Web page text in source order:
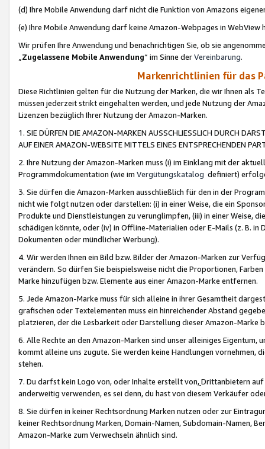
(d) Ihre Mobile Anwendung darf nicht die Funktion von Amazons
(e) Ihre Mobile Anwendung darf keine Amazon-Webpages in WebView
Wir prüfen Ihre Anwendung und benachrichtigen Sie, ob sie
„Zugelassene Mobile Anwendung“ im Sinne derVereinbarung.
Markenrichtlinien für das
Diese Richtlinien gelten für die Nutzung der Marken, die wir Ihnen als
müssen jederzeit strikt eingehalten werden, und jede Nutzung der
Lizenzen bezüglich Ihrer Nutzung der Amazon-Marken.
1. SIE DÜRFEN DIE AMAZON-MARKEN AUSSCHLIESSLICH DURCH
AUF EINER AMAZON-WEBSITE MITTELS EINES ENTSPRECHENDEN
2. Ihre Nutzung der Amazon-Marken muss (i) im Einklang mit der
Programmdokumentation (wie im Vergütungskatalog definiert)
3. Sie dürfen die Amazon-Marken ausschließlich für den in der
nicht wie folgt nutzen oder darstellen: (i) in einer Weise, die ein
Produkte und Dienstleistungen zu verunglimpfen, (iii) in einer Weise,
schädigen könnte, oder (iv) in Offline-Materialien oder E-Mails (z. B. in
Dokumenten oder mündlicher Werbung).
4. Wir werden Ihnen ein Bild bzw. Bilder der Amazon-Marken zur
verändern. So dürfen Sie beispielsweise nicht die Proportionen,
Marke hinzufügen bzw. Elemente aus einer Amazon-Marke entfernen.
5. Jede Amazon-Marke muss für sich alleine in ihrer Gesamtheit
grafischen oder Textelementen muss ein hinreichender Abstand
platzieren, der die Lesbarkeit oder Darstellung dieser Amazon-Marke
6. Alle Rechte an den Amazon-Marken sind unser alleiniges
kommt alleine uns zugute. Sie werden keine Handlungen vornehmen,
stehen.
7. Du darfst kein Logo von, oder Inhalte erstellt von,Drittanbietern auf
anderweitig verwenden, es sei denn, du hast von diesem Verkäufer
8. Sie dürfen in keiner Rechtsordnung Marken nutzen oder zur
keiner Rechtsordnung Marken, Domain-Namen, Subdomain-Namen,
Amazon-Marke zum Verwechseln ähnlich sind.